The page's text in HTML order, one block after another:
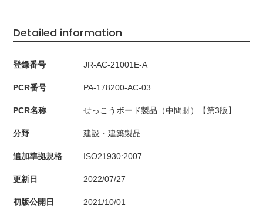
Detailed information
登録番号 JR-AC-21001E-A
PCR番号 PA-178200-AC-03
PCR名称 せっこうボード製品（中間財）【第3版】
分野 建設・建築製品
追加準拠規格 ISO21930:2007
更新日 2022/07/27
初版公開日 2021/10/01